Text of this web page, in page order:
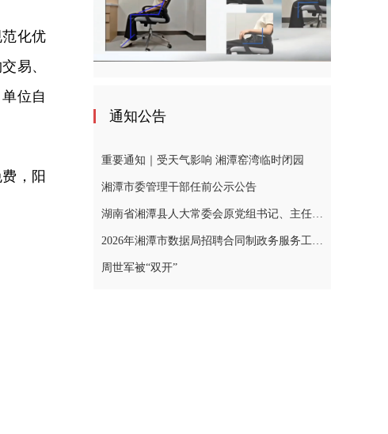
化优
易、
位自
，阳
通知公告
重要通知｜受天气影响 湘潭窑湾临时闭园
湘潭市委管理干部任前公示公告
湖南省湘潭县人大常委会原党组书记、主任黄忠德涉嫌严重违纪违法，接受审查调查
2026年湘潭市数据局招聘合同制政务服务工作人员公告
周世军被“双开”